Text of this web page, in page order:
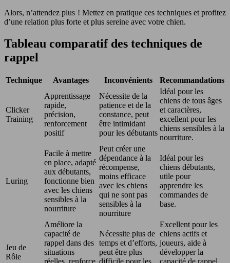
Alors, n’attendez plus ! Mettez en pratique ces techniques et profitez
d’une relation plus forte et plus sereine avec votre chien.
Tableau comparatif des techniques de
rappel
Technique Avantages Inconvénients Recommandations
Clicker
Training
Apprentissage
rapide,
précision,
renforcement
positif
Nécessite de la
patience et de la
constance, peut
être intimidant
pour les débutants
Idéal pour les
chiens de tous âges
et caractères,
excellent pour les
chiens sensibles à la
nourriture.
Luring
Facile à mettre
en place, adapté
aux débutants,
fonctionne bien
avec les chiens
sensibles à la
nourriture
Peut créer une
dépendance à la
récompense,
moins efficace
avec les chiens
qui ne sont pas
sensibles à la
nourriture
Idéal pour les
chiens débutants,
utile pour
apprendre les
commandes de
base.
Jeu de
Rôle
Améliore la
capacité de
rappel dans des
situations
Nécessite plus de
temps et d’efforts,
peut être plus
Excellent pour les
chiens actifs et
joueurs, aide à
développer la